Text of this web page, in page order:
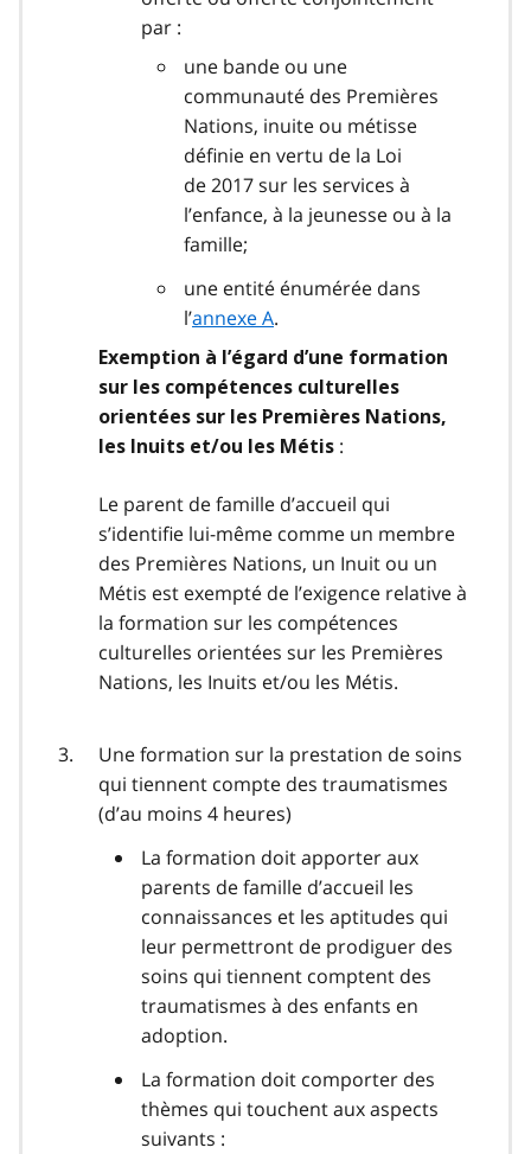
par :
une bande ou une
communauté des Premières
Nations, inuite ou métisse
définie en vertu de la Loi
de 2017 sur les services à
l’enfance, à la jeunesse ou à la
famille;
une entité énumérée dans
l’annexe A.
Exemption à l’égard d’une formation
sur les compétences culturelles
orientées sur les Premières Nations,
les Inuits et/ou les Métis :
Le parent de famille d’accueil qui
s’identifie lui-même comme un membre
des Premières Nations, un Inuit ou un
Métis est exempté de l’exigence relative à
la formation sur les compétences
culturelles orientées sur les Premières
Nations, les Inuits et/ou les Métis.
Une formation sur la prestation de soins
qui tiennent compte des traumatismes
(d’au moins 4 heures)
La formation doit apporter aux
parents de famille d’accueil les
connaissances et les aptitudes qui
leur permettront de prodiguer des
soins qui tiennent comptent des
traumatismes à des enfants en
adoption.
La formation doit comporter des
thèmes qui touchent aux aspects
suivants :